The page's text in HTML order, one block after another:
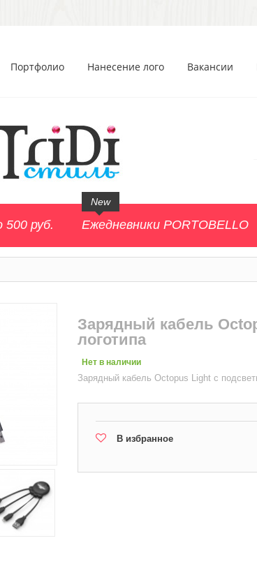
Портфолио Нанесение лого Вакансии
500 руб. Ежедневники PORTOBELLO
New
Зарядный кабель
логотипа
Нет в наличии
Зарядный кабель Octopus Light с
В избранное